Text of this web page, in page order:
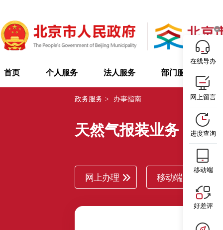
首页 个人服务 法人服务 部门服务
政务服务 > 办事指南
天然气报装业务 北
网上办理 移动端办理
在线导办
网上留言
进度查询
移动端
好差评